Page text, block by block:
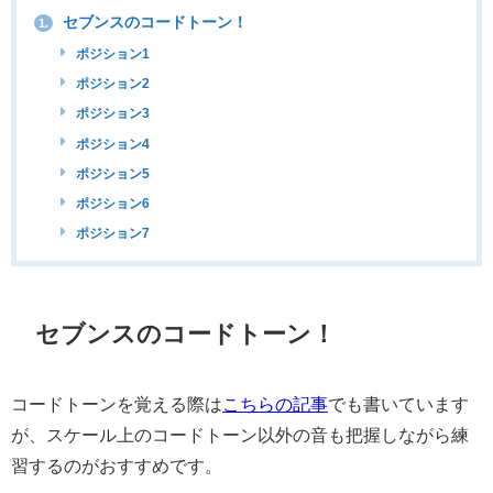
1. セブンスのコードトーン！
ポジション1
ポジション2
ポジション3
ポジション4
ポジション5
ポジション6
ポジション7
セブンスのコードトーン！
コードトーンを覚える際はこちらの記事でも書いています
が、スケール上のコードトーン以外の音も把握しながら練
習するのがおすすめです。